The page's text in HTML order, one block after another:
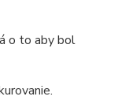
o to aby bol